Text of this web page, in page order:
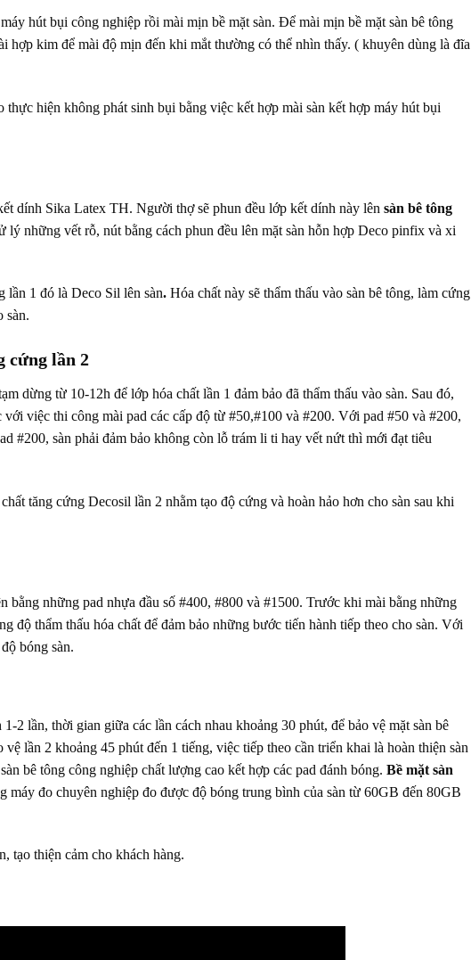
hút bụi công nghiệp rồi mài mịn bề mặt sàn. Để mài mịn bề mặt sàn bê tông
hợp kim để mài độ mịn đến khi mắt thường có thể nhìn thấy. ( khuyên dùng là đĩa
thực hiện không phát sinh bụi bằng việc kết hợp mài sàn kết hợp máy hút bụi
dính Sika Latex TH. Người thợ sẽ phun đều lớp kết dính này lên sàn bê tông
lý những vết rỗ, nút bằng cách phun đều lên mặt sàn hỗn hợp Deco pinfix và xi
lần 1 đó là Deco Sil lên sàn. Hóa chất này sẽ thẩm thấu vào sàn bê tông, làm cứng
sàn.
cứng lần 2
dừng từ 10-12h để lớp hóa chất lần 1 đảm bảo đã thẩm thấu vào sàn. Sau đó,
với việc thi công mài pad các cấp độ từ #50,#100 và #200. Với pad #50 và #200,
#200, sàn phải đảm bảo không còn lỗ trám li ti hay vết nứt thì mới đạt tiêu
tăng cứng Decosil lần 2 nhằm tạo độ cứng và hoàn hảo hơn cho sàn sau khi
bằng những pad nhựa đầu số #400, #800 và #1500. Trước khi mài bằng những
độ thẩm thấu hóa chất để đảm bảo những bước tiến hành tiếp theo cho sàn. Với
bóng sàn.
2 lần, thời gian giữa các lần cách nhau khoảng 30 phút, để bảo vệ mặt sàn bê
lần 2 khoảng 45 phút đến 1 tiếng, việc tiếp theo cần triển khai là hoàn thiện sàn
bê tông công nghiệp chất lượng cao kết hợp các pad đánh bóng. Bề mặt sàn
máy đo chuyên nghiệp đo được độ bóng trung bình của sàn từ 60GB đến 80GB
tạo thiện cảm cho khách hàng.